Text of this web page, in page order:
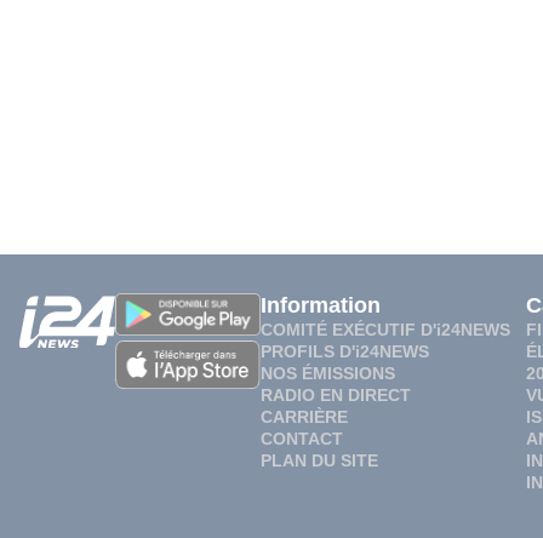
Information
COMITÉ EXÉCUTIF D'i24NEWS
PROFILS D'i24NEWS
NOS ÉMISSIONS
RADIO EN DIRECT
CARRIÈRE
CONTACT
PLAN DU SITE